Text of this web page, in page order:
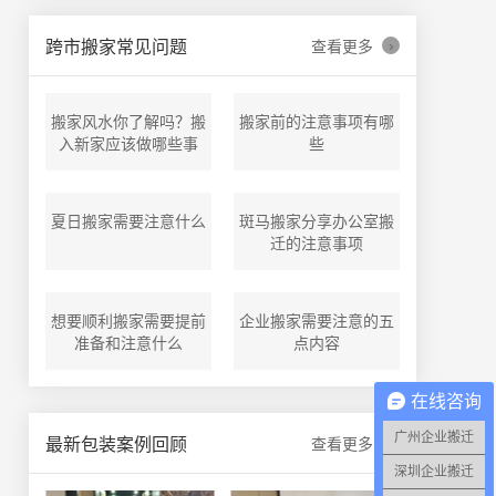
跨市搬家常见问题 查看更多 ›
搬家风水你了解吗？搬
入新家应该做哪些事
搬家前的注意事项有哪
些
夏日搬家需要注意什么
斑马搬家分享办公室搬
迁的注意事项
想要顺利搬家需要提前
准备和注意什么
企业搬家需要注意的五
点内容
最新包装案例回顾 查看更多
在线咨询
广州企业搬迁
深圳企业搬迁